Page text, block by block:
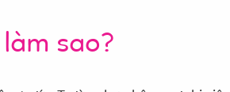
sao?